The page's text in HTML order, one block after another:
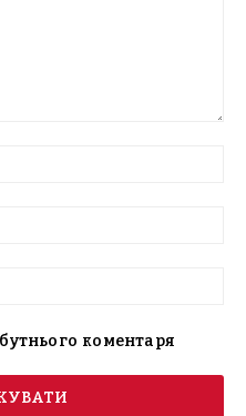
коментаря